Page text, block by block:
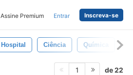
Assine Premium Entrar Inscreva-se
Hospital Ciência Química
1 de 22